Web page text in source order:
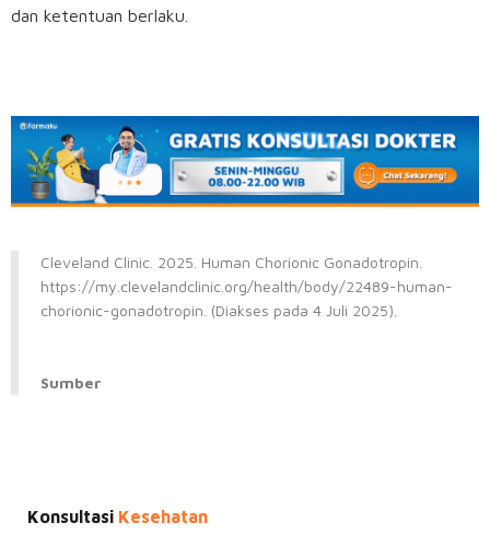
dan ketentuan berlaku.
Cleveland Clinic. 2025. Human Chorionic Gonadotropin.
https://my.clevelandclinic.org/health/body/22489-human-
chorionic-gonadotropin. (Diakses pada 4 Juli 2025).
Sumber
Konsultasi Kesehatan